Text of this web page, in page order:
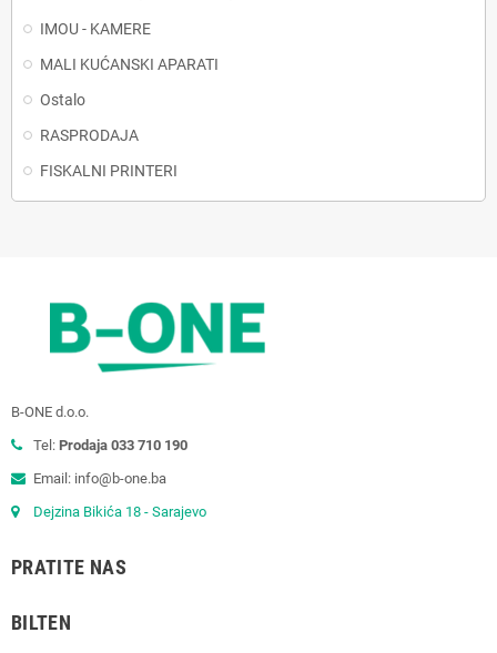
IMOU - KAMERE
MALI KUĆANSKI APARATI
Ostalo
RASPRODAJA
FISKALNI PRINTERI
B-ONE d.o.o.
Tel: Prodaja 033 710 190
Email: info@b-one.ba
Dejzina Bikića 18 - Sarajevo
PRATITE NAS
BILTEN